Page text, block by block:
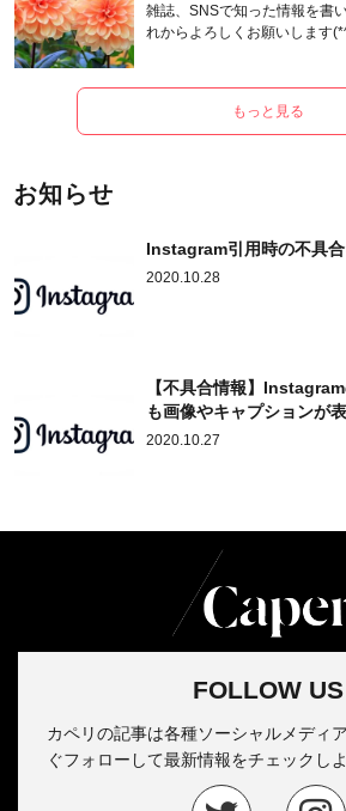
雑誌、SNSで知った情報を書
れからよろしくお願いします
もっと見る
お知らせ
Instagram引用時の不具合
2020.10.28
【不具合情報】
も画像やキャプションが
2020.10.27
FOLLOW US
カペリの記事は各種ソーシャルメディ
ぐフォローして最新情報をチェックしよ